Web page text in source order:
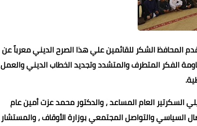
المحافظ الشكر للقائمين علي هذا الصرح الديني معرباً عن
الفكر المتطرف والمتشدد وتجديد الخطاب الديني والعمل
السكرتير العام المساعد ، والدكتور محمد عزت أمين عام
السياسي والتواصل المجتمعي بوزارة الأوقاف ، والمستشار